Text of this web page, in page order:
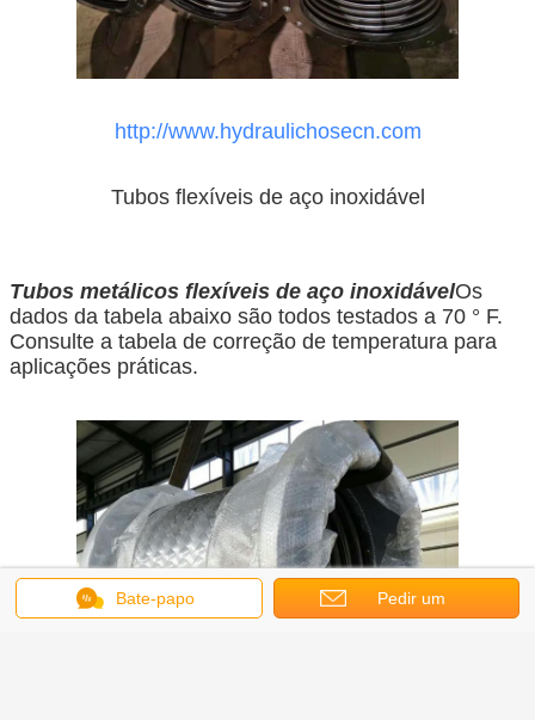
http://www.hydraulichosecn.com
Tubos flexíveis de aço inoxidável
Tubos metálicos flexíveis de aço inoxidávelOs
dados da tabela abaixo são todos testados a 70 ° F.
Consulte a tabela de correção de temperatura para
aplicações práticas.
Bate-papo Pedir um